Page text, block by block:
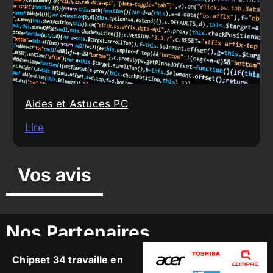
Aides et Astuces PC
Lire
Vos avis
Nos Partenaires
Chipset 34 travaille en